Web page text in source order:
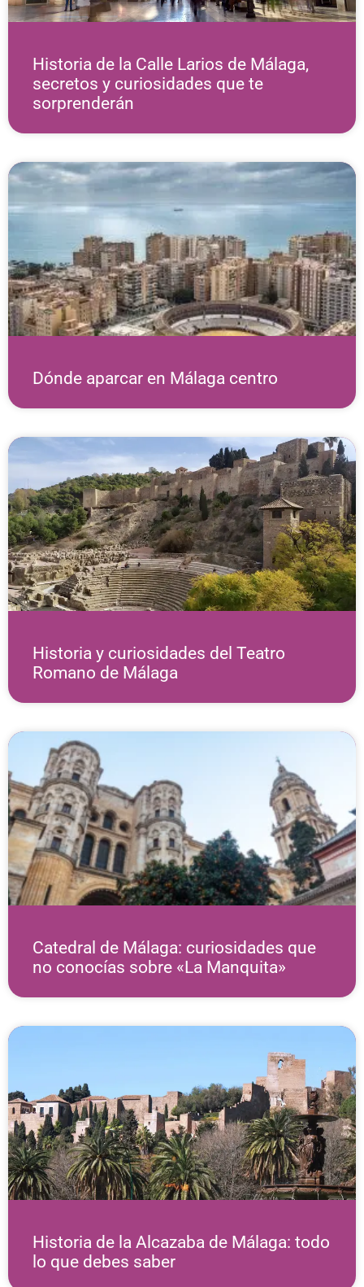
Historia de la Calle Larios de Málaga,
secretos y curiosidades que te
sorprenderán
Dónde aparcar en Málaga centro
Historia y curiosidades del Teatro
Romano de Málaga
Catedral de Málaga: curiosidades que
no conocías sobre «La Manquita»
Historia de la Alcazaba de Málaga: todo
lo que debes saber